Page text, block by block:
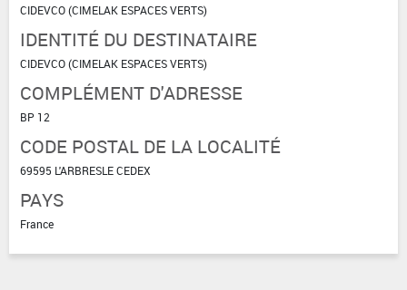
CIDEVCO (CIMELAK ESPACES VERTS)
IDENTITÉ DU DESTINATAIRE
CIDEVCO (CIMELAK ESPACES VERTS)
COMPLÉMENT D'ADRESSE
BP 12
CODE POSTAL DE LA LOCALITÉ
69595 L'ARBRESLE CEDEX
PAYS
France